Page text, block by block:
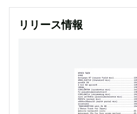
リリース情報